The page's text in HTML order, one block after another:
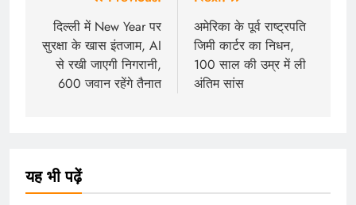
navigation
दिल्ली में New Year पर
सुरक्षा के खास इंतजाम, AI
से रखी जाएगी निगरानी,
600 जवान रहेंगे तैनात
अमेरिका के पूर्व राष्ट्रपति
जिमी कार्टर का निधन,
100 साल की उम्र में ली
अंतिम सांस
यह भी पढ़ें